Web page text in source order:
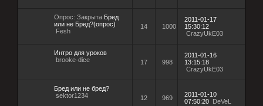
Опрос: Закрыта Бред
или не Бред?(опрос)
Fesh
14 1000
2011-01-17
15:30:12
CrazyUkE03
Интро для уроков
brooke-dice
17 998
2011-01-16
13:15:18
CrazyUkE03
Бред или не бред?
sektor1234
12 969
2011-01-10
07:50:20 DeVeL